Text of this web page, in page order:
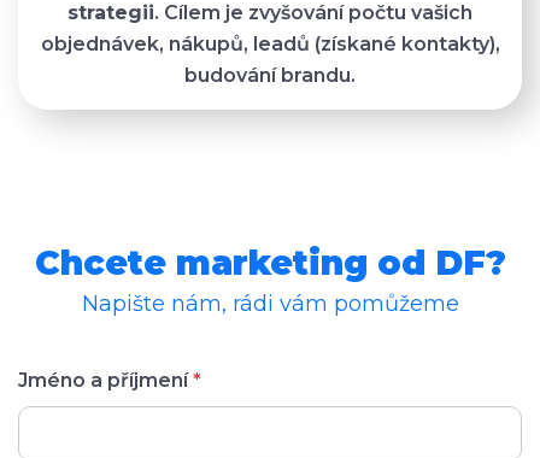
strategii. Cílem je zvyšování počtu vašich
objednávek, nákupů, leadů (získané kontakty),
budování brandu.
Chcete marketing od DF?
Napište nám, rádi vám pomůžeme
Jméno a příjmení*